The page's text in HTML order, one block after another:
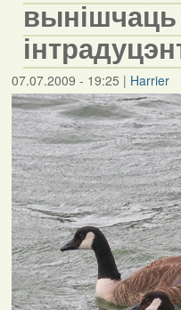
07.07.2009 - 19:25 | Harrier